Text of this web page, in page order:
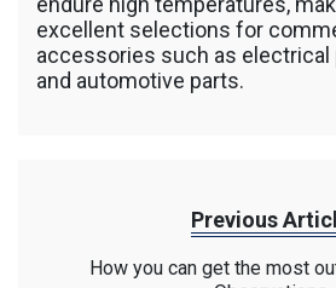
excellent selections for
accessories such as electrical
and automotive parts.
Previous
How you can get the most